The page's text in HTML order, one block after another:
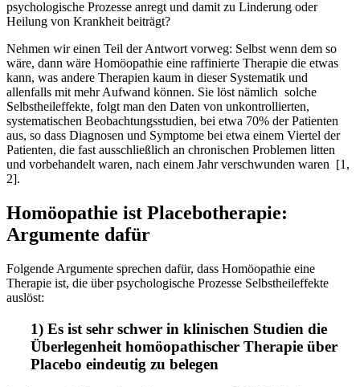
psychologische Prozesse anregt und damit zu Linderung oder
Heilung von Krankheit beiträgt?
Nehmen wir einen Teil der Antwort vorweg: Selbst wenn dem so
wäre, dann wäre Homöopathie eine raffinierte Therapie die etwas
kann, was andere Therapien kaum in dieser Systematik und
allenfalls mit mehr Aufwand können. Sie löst nämlich solche
Selbstheileffekte, folgt man den Daten von unkontrollierten,
systematischen Beobachtungsstudien, bei etwa 70% der Patienten
aus, so dass Diagnosen und Symptome bei etwa einem Viertel der
Patienten, die fast ausschließlich an chronischen Problemen litten
und vorbehandelt waren, nach einem Jahr verschwunden waren [1,
2].
Homöopathie ist Placebotherapie:
Argumente dafür
Folgende Argumente sprechen dafür, dass Homöopathie eine
Therapie ist, die über psychologische Prozesse Selbstheileffekte
auslöst:
1) Es ist sehr schwer in klinischen Studien die
Überlegenheit homöopathischer Therapie über
Placebo eindeutig zu belegen